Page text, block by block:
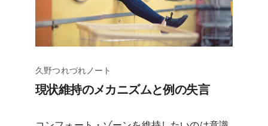
久野つれづれノート
現状維持のメカニズムと例の失言